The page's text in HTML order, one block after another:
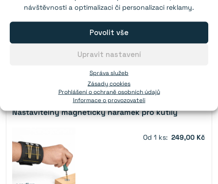
návštěvnosti a optimalizaci či personalizaci reklamy.
Správa služeb
Povolit vše
Upravit nastavení
Zásady cookies
Prohlášení o ochraně osobních údajů
Informace o provozovateli
Poradíme vám?
Naši experti na magnety jsou vám k dispozici každý
pracovní den. Pokud potřebujete poradit s výběrem,
můžete nás kontaktovat naobchod@orodian.cz
Mohlo by se vám líbit:
Nastavitelný magnetický náramek pro kutily
Od 1 ks: 249,00 Kč